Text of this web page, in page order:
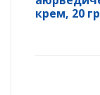
крем, 20